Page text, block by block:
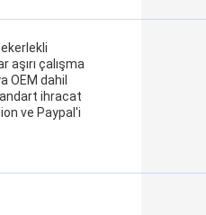
aşırı çalışma
OEM dahil
ihracat
ve Paypal'i